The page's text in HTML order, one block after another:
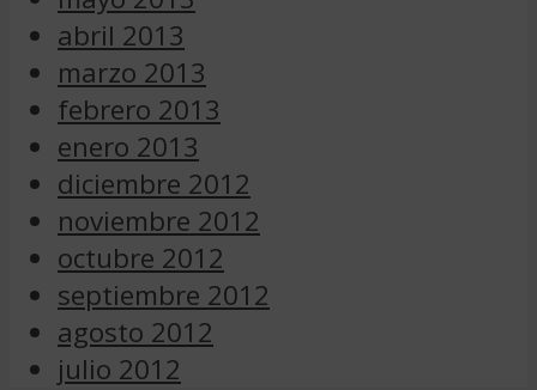
abril 2013
marzo 2013
febrero 2013
enero 2013
diciembre 2012
noviembre 2012
octubre 2012
septiembre 2012
agosto 2012
julio 2012